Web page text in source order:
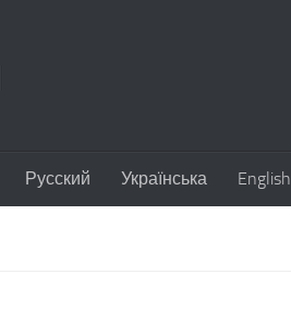
Русский Українська English